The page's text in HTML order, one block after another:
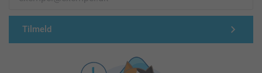
Tilmeld